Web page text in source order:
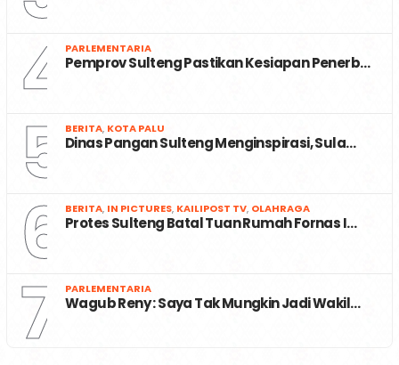
4 PARLEMENTARIA
Pemprov Sulteng Pastikan Kesiapan Penerb…
5 BERITA, KOTA PALU
Dinas Pangan Sulteng Menginspirasi, Sula…
6 BERITA, IN PICTURES, KAILIPOST TV, OLAHRAGA
Protes Sulteng Batal Tuan Rumah Fornas I…
7 PARLEMENTARIA
Wagub Reny : Saya Tak Mungkin Jadi Wakil…